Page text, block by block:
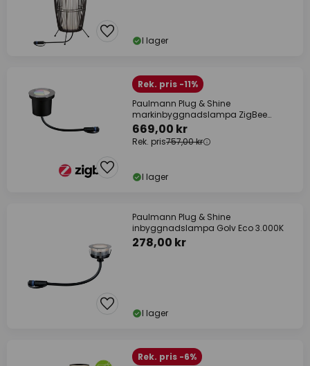
I lager
Rek. pris -11%
Paulmann Plug & Shine
markinbyggnadslampa ZigBee
RGBW
669,00 kr
Rek. pris757,00 kr
I lager
Paulmann Plug & Shine
inbyggnadslampa Golv Eco 3.000K
278,00 kr
I lager
Rek. pris -6%